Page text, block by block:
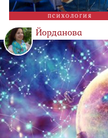
ПСИХОЛОГИЯ
Йорданова